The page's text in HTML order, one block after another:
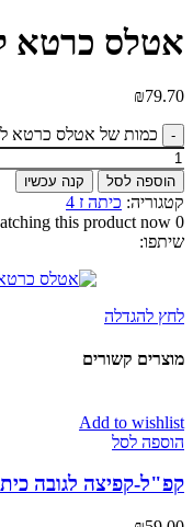
אטלס כרטא
₪79.70
כמות של אטלס כרטא
הוספה לסל קנה עכשיו
קטגוריה: כיתה ז 4
0
this product now!
שיתפו:
לחץ להגדלה
מוצרים קשורים
Add to wishlist
הוספה לסל
קפ"ל-קפיצה לגובה